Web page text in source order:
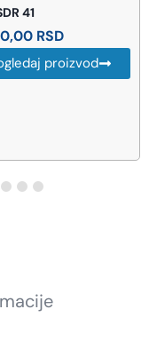
41
RSD
proizvod